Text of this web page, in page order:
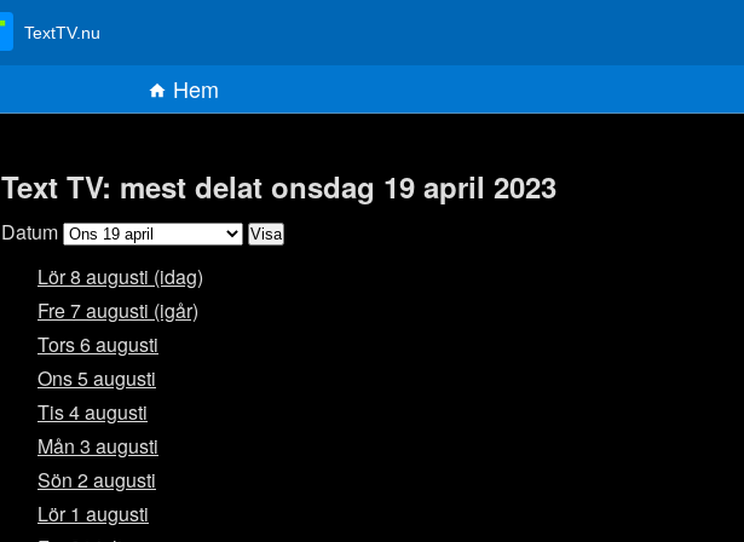
Text TV: mest delat onsdag 19 april 2023
Datum
Lör 8 augusti (idag)
Fre 7 augusti (igår)
Tors 6 augusti
Ons 5 augusti
Tis 4 augusti
Mån 3 augusti
Sön 2 augusti
Lör 1 augusti
TextTV.nu
Hem